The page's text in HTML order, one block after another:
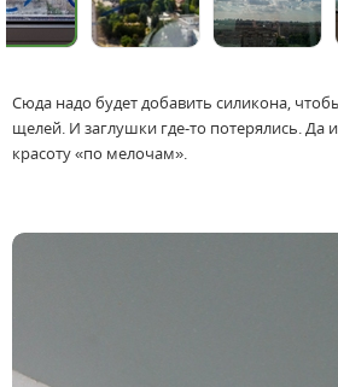
Сюда надо будет добавить силикона,
щелей. И заглушки где-то потерялись. Да
красоту «по мелочам».